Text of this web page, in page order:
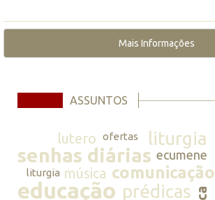
Mais Informações
ASSUNTOS
lutero ofertas liturgia
senhas diárias ecumene
liturgia música comunicação
educação prédicas